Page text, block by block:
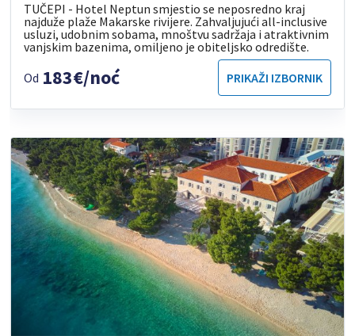
TUČEPI - Hotel Neptun smjestio se neposredno kraj
najduže plaže Makarske rivijere. Zahvaljujući all-inclusive
usluzi, udobnim sobama, mnoštvu sadržaja i atraktivnim
vanjskim bazenima, omiljeno je obiteljsko odredište.
Od 183€/noć PRIKAŽI IZBORNIK